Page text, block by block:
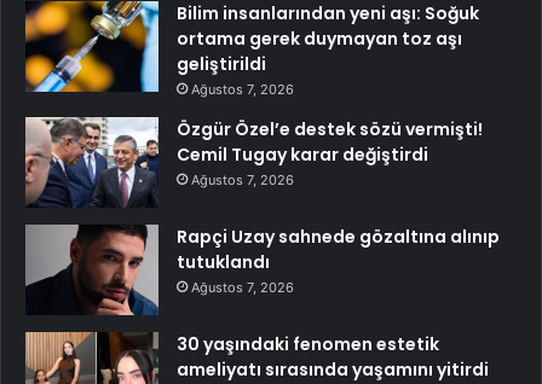
Bilim insanlarından yeni aşı: Soğuk
ortama gerek duymayan toz aşı
geliştirildi
Ağustos 7, 2026
Özgür Özel’e destek sözü vermişti!
Cemil Tugay karar değiştirdi
Ağustos 7, 2026
Rapçi Uzay sahnede gözaltına alınıp
tutuklandı
Ağustos 7, 2026
30 yaşındaki fenomen estetik
ameliyatı sırasında yaşamını yitirdi